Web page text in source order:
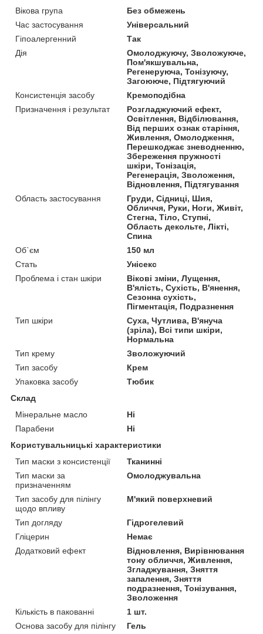
Вікова група
Без обмежень
Час застосування
Універсальний
Гіпоалергенний
Так
Дія
Омолоджуючу, Зволожуюче,
Пом'якшувальна,
Регенеруюча, Тонізуючу,
Загоююче, Підтягуючий
Консистенція засобу
Кремоподібна
Призначення і результат
Розгладжуючий ефект,
Освітлення, Відбілювання,
Від перших ознак старіння,
Живлення, Омолодження,
Перешкоджає зневодненню,
Збереження пружності
шкіри, Тонізація,
Регенерація, Зволоження,
Відновлення, Підтягування
Область застосування
Груди, Сідниці, Шия,
Обличчя, Руки, Ноги, Живіт,
Стегна, Тіло, Ступні,
Область декольте, Лікті,
Спина
Об`єм
150 мл
Стать
Унісекс
Проблема і стан шкіри
Вікові зміни, Лущення,
В'ялість, Сухість, В'янення,
Сезонна сухість,
Пігментація, Подразнення
Тип шкіри
Суха, Чутлива, В'януча
(зріла), Всі типи шкіри,
Нормальна
Тип крему
Зволожуючий
Тип засобу
Крем
Упаковка засобу
Тюбик
Склад
Мінеральне масло
Ні
Парабени
Ні
Користувальницькі характеристики
Тип маски з консистенції
Тканинні
Тип маски за
призначенням
Омолоджувальна
Тип засобу для пілінгу
щодо впливу
М'який поверхневий
Тип догляду
Гідрогелевий
Гліцерин
Немає
Додатковий ефект
Відновлення, Вирівнювання
тону обличчя, Живлення,
Згладжування, Зняття
запалення, Зняття
подразнення, Тонізування,
Зволоження
Кількість в пакованні
1 шт.
Основа засобу для пілінгу
Гель